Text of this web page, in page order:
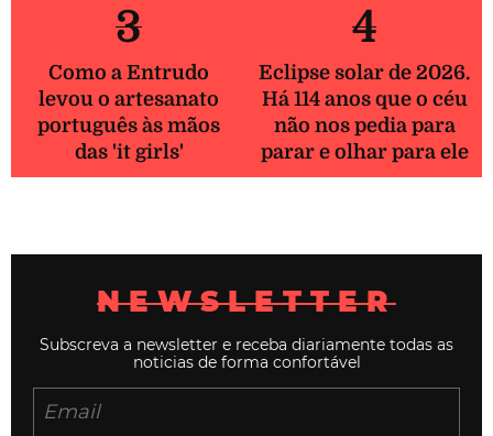
3
Como a Entrudo
levou o artesanato
português às mãos
das 'it girls'
4
Eclipse solar de 2026.
Há 114 anos que o céu
não nos pedia para
parar e olhar para ele
NEWSLETTER
Subscreva a newsletter e receba diariamente todas as
noticias de forma confortável